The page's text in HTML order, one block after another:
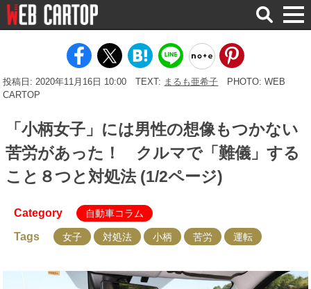
検
索
投稿日: 2020年11月16日 10:00 TEXT: まるも亜希子
PHOTO: WEB
CARTOP
「小柄女子」には男性の想像もつかない
苦労があった！ クルマで「難儀」する
こと８つと対処法 (1/2ページ)
Category 自動車コラム
Tags 女子 対処法 小柄 苦労 運転